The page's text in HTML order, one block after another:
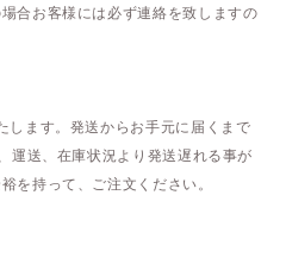
合お客様には必ず連絡を致しますの
します。発送からお手元に届くまで
運送、在庫状況より発送遅れる事が
を持って、ご注文ください。